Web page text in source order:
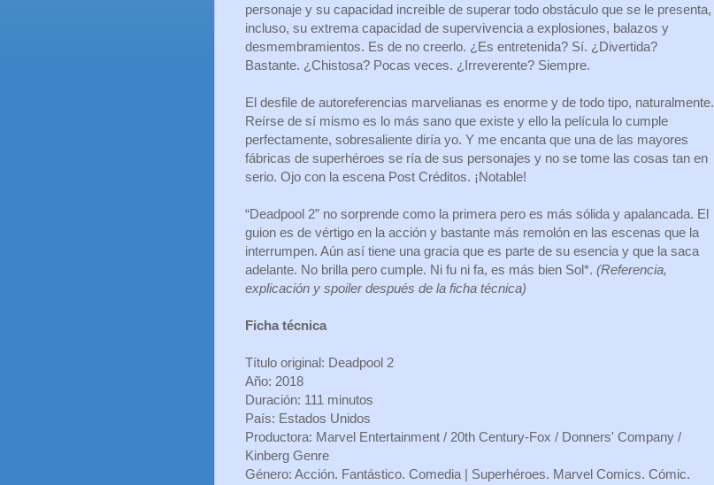
personaje y su capacidad increíble de superar todo obstáculo que se le presenta,
incluso, su extrema capacidad de supervivencia a explosiones, balazos y
desmembramientos. Es de no creerlo. ¿Es entretenida? Sí. ¿Divertida?
Bastante. ¿Chistosa? Pocas veces. ¿Irreverente? Siempre.
El desfile de autoreferencias marvelianas es enorme y de todo tipo, naturalmente.
Reírse de sí mismo es lo más sano que existe y ello la película lo cumple
perfectamente, sobresaliente diría yo. Y me encanta que una de las mayores
fábricas de superhéroes se ría de sus personajes y no se tome las cosas tan en
serio. Ojo con la escena Post Créditos. ¡Notable!
“Deadpool 2” no sorprende como la primera pero es más sólida y apalancada. El
guion es de vértigo en la acción y bastante más remolón en las escenas que la
interrumpen. Aún así tiene una gracia que es parte de su esencia y que la saca
adelante. No brilla pero cumple. Ni fu ni fa, es más bien Sol*. (Referencia,
explicación y spoiler después de la ficha técnica)
Ficha técnica
Título original: Deadpool 2
Año: 2018
Duración: 111 minutos
País: Estados Unidos
Productora: Marvel Entertainment / 20th Century-Fox / Donners' Company /
Kinberg Genre
Género: Acción. Fantástico. Comedia | Superhéroes. Marvel Comics. Cómic.